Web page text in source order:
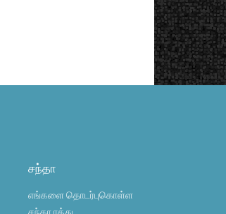
சந்தா
எங்களை தொடர்புகொள்ள